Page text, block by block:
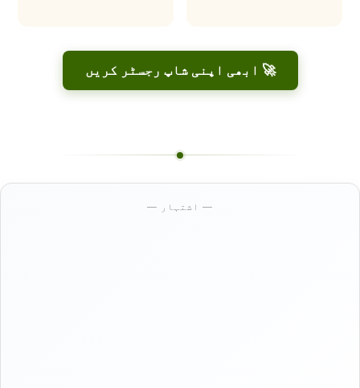
🚀 ابھی اپنی شاپ رجسٹر کریں
— اشتہار —